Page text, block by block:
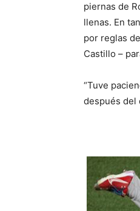
piernas de
llenas. En
por reglas
Castillo –
“Tuve
después del